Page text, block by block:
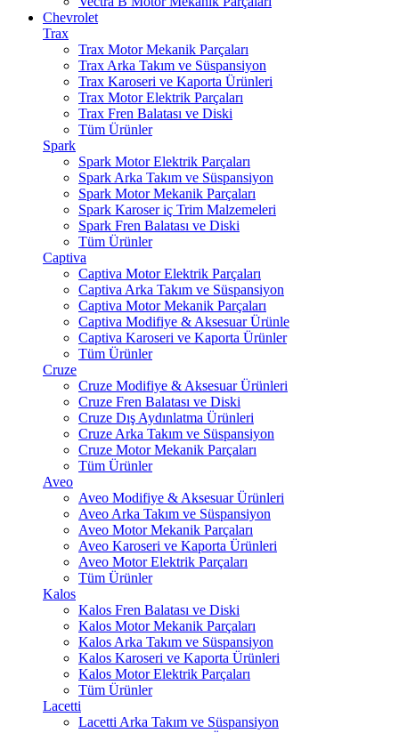
Chevrolet
Trax
Trax Motor Mekanik Parçaları
Trax Arka Takım ve Süspansiyon
Trax Karoseri ve Kaporta Ürünleri
Trax Motor Elektrik Parçaları
Trax Fren Balatası ve Diski
Tüm Ürünler
Spark
Spark Motor Elektrik Parçaları
Spark Arka Takım ve Süspansiyon
Spark Motor Mekanik Parçaları
Spark Karoser iç Trim Malzemeleri
Spark Fren Balatası ve Diski
Tüm Ürünler
Captiva
Captiva Motor Elektrik Parçaları
Captiva Arka Takım ve Süspansiyon
Captiva Motor Mekanik Parçaları
Captiva Modifiye & Aksesuar Ürünle
Captiva Karoseri ve Kaporta Ürünler
Tüm Ürünler
Cruze
Cruze Modifiye & Aksesuar Ürünleri
Cruze Fren Balatası ve Diski
Cruze Dış Aydınlatma Ürünleri
Cruze Arka Takım ve Süspansiyon
Cruze Motor Mekanik Parçaları
Tüm Ürünler
Aveo
Aveo Modifiye & Aksesuar Ürünleri
Aveo Arka Takım ve Süspansiyon
Aveo Motor Mekanik Parçaları
Aveo Karoseri ve Kaporta Ürünleri
Aveo Motor Elektrik Parçaları
Tüm Ürünler
Kalos
Kalos Fren Balatası ve Diski
Kalos Motor Mekanik Parçaları
Kalos Arka Takım ve Süspansiyon
Kalos Karoseri ve Kaporta Ürünleri
Kalos Motor Elektrik Parçaları
Tüm Ürünler
Lacetti
Lacetti Arka Takım ve Süspansiyon